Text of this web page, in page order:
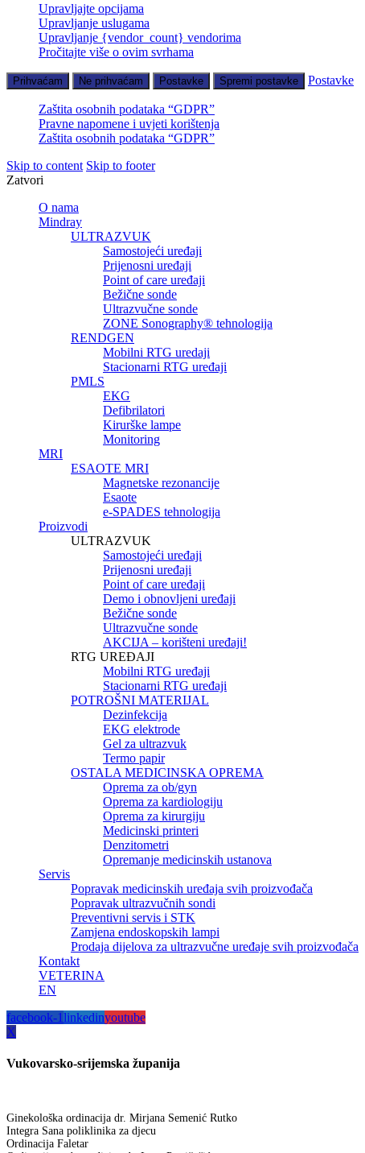
Upravljajte opcijama
Upravljanje uslugama
Upravljanje {vendor_count} vendorima
Pročitajte više o ovim svrhama
Prihvaćam Ne prihvaćam Postavke Spremi postavke Postavke
Zaštita osobnih podataka “GDPR”
Pravne napomene i uvjeti korištenja
Zaštita osobnih podataka “GDPR”
Skip to content Skip to footer
Zatvori
O nama
Mindray
ULTRAZVUK
Samostojeći uređaji
Prijenosni uređaji
Point of care uređaji
Bežične sonde
Ultrazvučne sonde
ZONE Sonography® tehnologija
RENDGEN
Mobilni RTG uredaji
Stacionarni RTG uređaji
PMLS
EKG
Defibrilatori
Kirurške lampe
Monitoring
MRI
ESAOTE MRI
Magnetske rezonancije
Esaote
e-SPADES tehnologija
Proizvodi
ULTRAZVUK
Samostojeći uređaji
Prijenosni uređaji
Point of care uređaji
Demo i obnovljeni uređaji
Bežične sonde
Ultrazvučne sonde
AKCIJA – korišteni uređaji!
RTG UREĐAJI
Mobilni RTG uređaji
Stacionarni RTG uređaji
POTROŠNI MATERIJAL
Dezinfekcija
EKG elektrode
Gel za ultrazvuk
Termo papir
OSTALA MEDICINSKA OPREMA
Oprema za ob/gyn
Oprema za kardiologiju
Oprema za kirurgiju
Medicinski printeri
Denzitometri
Opremanje medicinskih ustanova
Servis
Popravak medicinskih uređaja svih proizvođača
Popravak ultrazvučnih sondi
Preventivni servis i STK
Zamjena endoskopskih lampi
Prodaja dijelova za ultrazvučne uređaje svih proizvođača
Kontakt
VETERINA
EN
facebook-1linkedinyoutube
X
Vukovarsko-srijemska županija
Ginekološka ordinacija dr. Mirjana Semenić Rutko
Integra Sana poliklinika za djecu
Ordinacija Faletar